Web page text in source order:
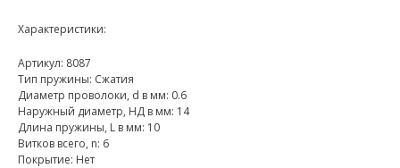
Характеристики:
Артикул: 8087
Тип пружины: Сжатия
Диаметр проволоки, d в мм: 0.6
Наружный диаметр, НД в мм: 14
Длина пружины, L в мм: 10
Витков всего, n: 6
Покрытие: Нет